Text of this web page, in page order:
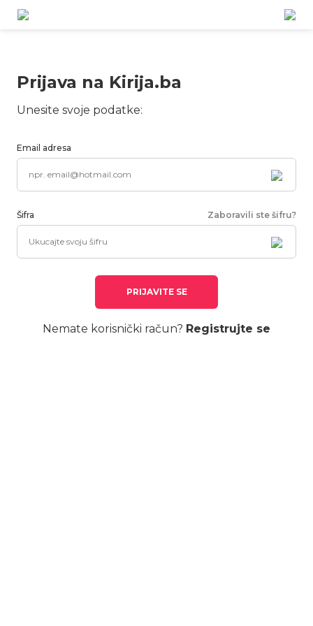
Prijava na Kirija.ba
Unesite svoje podatke:
Email adresa
Šifra Zaboravili ste šifru?
PRIJAVITE SE
Nemate korisnički račun? Registrujte se